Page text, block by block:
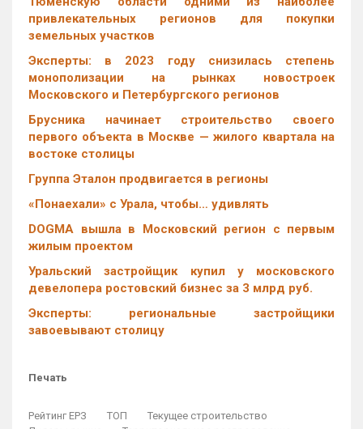
привлекательных регионов для покупки
земельных участков
Эксперты: в 2023 году снизилась степень
монополизации на рынках новостроек
Московского и Петербургского регионов
Брусника начинает строительство своего
первого объекта в Москве — жилого квартала на
востоке столицы
Группа Эталон продвигается в регионы
«Понаехали» с Урала, чтобы… удивлять
DOGMA вышла в Московский регион с первым
жилым проектом
Уральский застройщик купил у московского
девелопера ростовский бизнес за 3 млрд руб.
Эксперты: региональные застройщики
завоевывают столицу
Печать
Рейтинг ЕРЗ ТОП
Текущее строительство